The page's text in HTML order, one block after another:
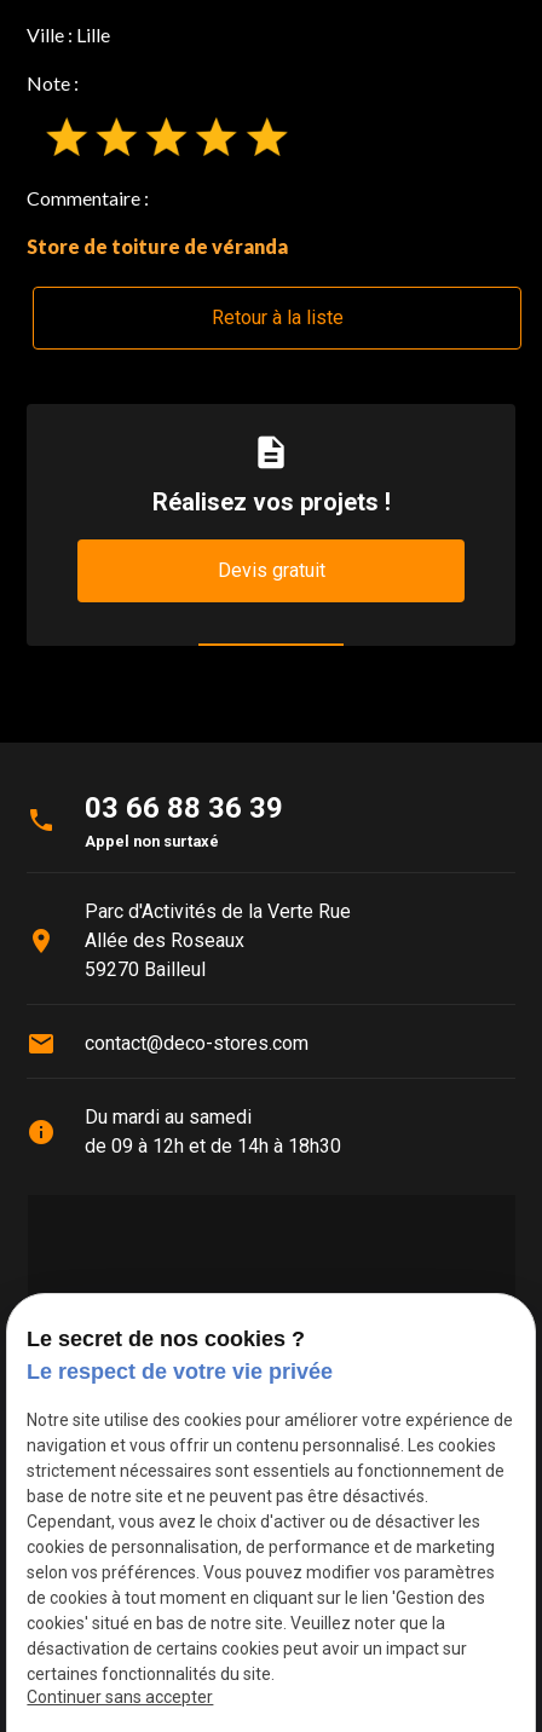
Ville : Lille
Note :
Commentaire :
Store de toiture de véranda
Retour à la liste
description
Réalisez vos projets !
Devis gratuit
phone 03 66 88 36 39
Appel non surtaxé
place
Parc d'Activités de la Verte Rue
Allée des Roseaux
59270 Bailleul
mail contact@deco-stores.com
info
Du mardi au samedi
de 09 à 12h et de 14h à 18h30
Google Maps Search API est désactivé.
Le secret de nos cookies ?
Le respect de votre vie privée
Notre site utilise des cookies pour améliorer votre expérience de
navigation et vous offrir un contenu personnalisé. Les cookies
strictement nécessaires sont essentiels au fonctionnement de
base de notre site et ne peuvent pas être désactivés.
Cependant, vous avez le choix d'activer ou de désactiver les
cookies de personnalisation, de performance et de marketing
selon vos préférences. Vous pouvez modifier vos paramètres
de cookies à tout moment en cliquant sur le lien 'Gestion des
cookies' situé en bas de notre site. Veuillez noter que la
désactivation de certains cookies peut avoir un impact sur
certaines fonctionnalités du site.
Continuer sans accepter